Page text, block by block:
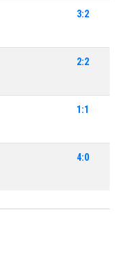
3:2
2:2
1:1
4:0